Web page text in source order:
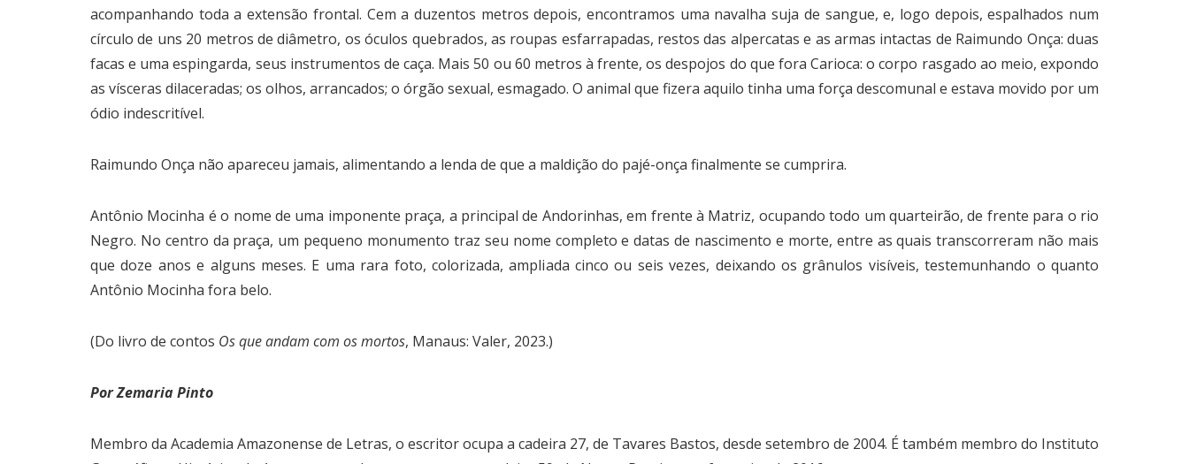
acompanhando toda a extensão frontal. Cem a duzentos metros depois, encontramos uma navalha suja de sangue, e, logo depois, espalhados num
círculo de uns 20 metros de diâmetro, os óculos quebrados, as roupas esfarrapadas, restos das alpercatas e as armas intactas de Raimundo Onça: duas
facas e uma espingarda, seus instrumentos de caça. Mais 50 ou 60 metros à frente, os despojos do que fora Carioca: o corpo rasgado ao meio, expondo
as vísceras dilaceradas; os olhos, arrancados; o órgão sexual, esmagado. O animal que fizera aquilo tinha uma força descomunal e estava movido por um
ódio indescritível.
Raimundo Onça não apareceu jamais, alimentando a lenda de que a maldição do pajé-onça finalmente se cumprira.
Antônio Mocinha é o nome de uma imponente praça, a principal de Andorinhas, em frente à Matriz, ocupando todo um quarteirão, de frente para o rio
Negro. No centro da praça, um pequeno monumento traz seu nome completo e datas de nascimento e morte, entre as quais transcorreram não mais
que doze anos e alguns meses. E uma rara foto, colorizada, ampliada cinco ou seis vezes, deixando os grânulos visíveis, testemunhando o quanto
Antônio Mocinha fora belo.
(Do livro de contos Os que andam com os mortos, Manaus: Valer, 2023.)
Por Zemaria Pinto
Membro da Academia Amazonense de Letras, o escritor ocupa a cadeira 27, de Tavares Bastos, desde setembro de 2004. É também membro do Instituto